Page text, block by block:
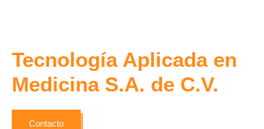
Tecnología Aplicada en
Medicina S.A. de C.V.
Contacto